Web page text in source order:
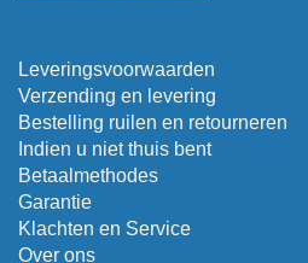
Leveringsvoorwaarden
Verzending en levering
Bestelling ruilen en retourneren
Indien u niet thuis bent
Betaalmethodes
Garantie
Klachten en Service
Over ons